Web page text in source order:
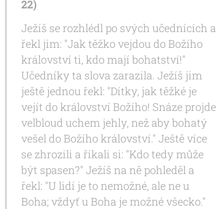
22)
Ježíš se rozhlédl po svých učednících a
řekl jim: "Jak těžko vejdou do Božího
království ti, kdo mají bohatství!"
Učedníky ta slova zarazila. Ježíš jim
ještě jednou řekl: "Dítky, jak těžké je
vejít do království Božího! Snáze projde
velbloud uchem jehly, než aby bohatý
vešel do Božího království." Ještě více
se zhrozili a říkali si: "Kdo tedy může
být spasen?" Ježíš na ně pohleděl a
řekl: "U lidí je to nemožné, ale ne u
Boha; vždyť u Boha je možné všecko."